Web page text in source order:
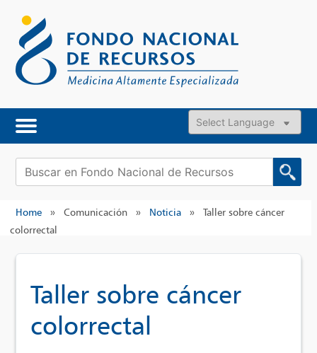
content
Powered by
Buscar:
Home » Comunicación » Noticia »
Taller sobre cáncer
colorrectal
Taller sobre cáncer
colorrectal